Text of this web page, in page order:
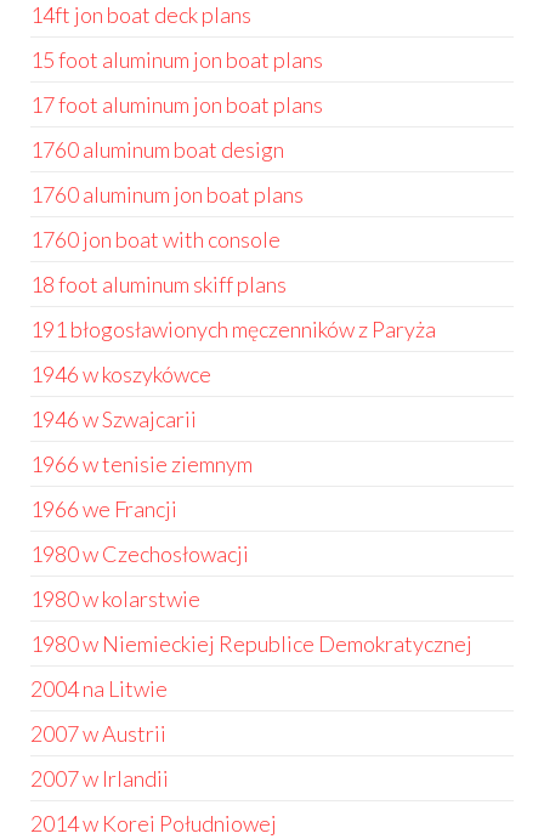
14ft jon boat deck plans
15 foot aluminum jon boat plans
17 foot aluminum jon boat plans
1760 aluminum boat design
1760 aluminum jon boat plans
1760 jon boat with console
18 foot aluminum skiff plans
191 błogosławionych męczenników z Paryża
1946 w koszykówce
1946 w Szwajcarii
1966 w tenisie ziemnym
1966 we Francji
1980 w Czechosłowacji
1980 w kolarstwie
1980 w Niemieckiej Republice Demokratycznej
2004 na Litwie
2007 w Austrii
2007 w Irlandii
2014 w Korei Południowej